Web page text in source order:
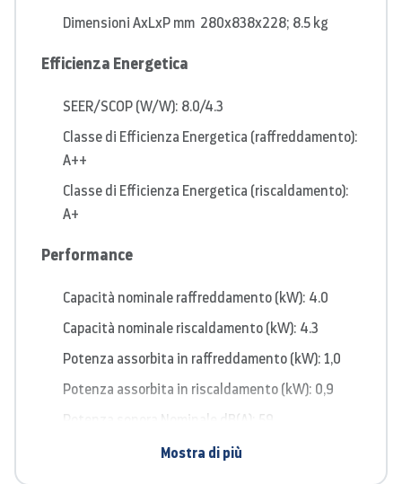
Dimensioni AxLxP mm 280x838x228; 8.5 kg
Efficienza Energetica
SEER/SCOP (W/W): 8.0/4.3
Classe di Efficienza Energetica (raffreddamento):
A++
Classe di Efficienza Energetica (riscaldamento):
A+
Performance
Capacità nominale raffreddamento (kW): 4.0
Capacità nominale riscaldamento (kW): 4.3
Potenza assorbita in raffreddamento (kW): 1,0
Potenza assorbita in riscaldamento (kW): 0,9
Potenza sonora Nominale dB(A): 59
Mostra di più